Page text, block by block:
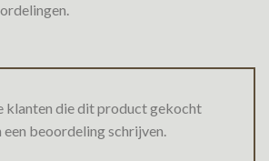
klanten die dit product gekocht
een beoordeling schrijven.